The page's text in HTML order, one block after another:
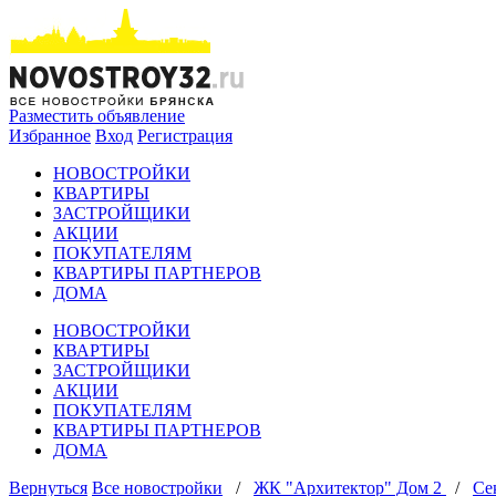
Разместить объявление
Избранное Вход Регистрация
НОВОСТРОЙКИ
КВАРТИРЫ
ЗАСТРОЙЩИКИ
АКЦИИ
ПОКУПАТЕЛЯМ
КВАРТИРЫ ПАРТНЕРОВ
ДОМА
НОВОСТРОЙКИ
КВАРТИРЫ
ЗАСТРОЙЩИКИ
АКЦИИ
ПОКУПАТЕЛЯМ
КВАРТИРЫ ПАРТНЕРОВ
ДОМА
Вернуться Все новостройки / ЖК "Архитектор" Дом 2 /